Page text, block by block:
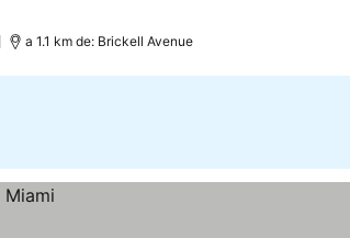
a 1.1 km de: Brickell Avenue